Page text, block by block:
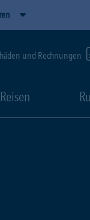
und Rechnungen